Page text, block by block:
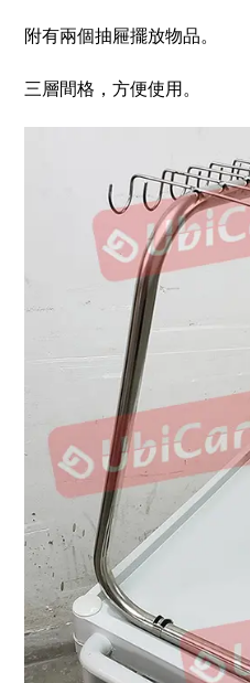
附有兩個抽屜擺放物品。
三層間格，方便使用。